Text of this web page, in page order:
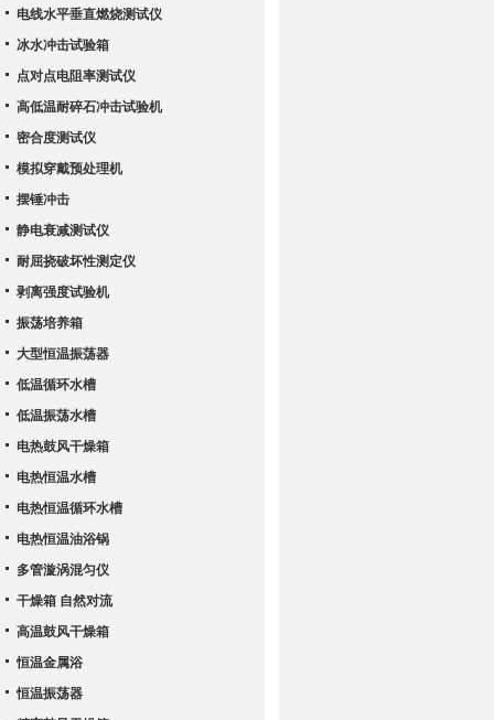
电线水平垂直燃烧测试仪
冰水冲击试验箱
点对点电阻率测试仪
高低温耐碎石冲击试验机
密合度测试仪
模拟穿戴预处理机
摆锤冲击
静电衰减测试仪
耐屈挠破坏性测定仪
剥离强度试验机
振荡培养箱
大型恒温振荡器
低温循环水槽
低温振荡水槽
电热鼓风干燥箱
电热恒温水槽
电热恒温循环水槽
电热恒温油浴锅
多管漩涡混匀仪
干燥箱 自然对流
高温鼓风干燥箱
恒温金属浴
恒温振荡器